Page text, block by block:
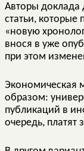
Авторы доклада
статьи,
«новую
внося в уже
при этом
Экономическая
образом:
публикаций в
очередь,